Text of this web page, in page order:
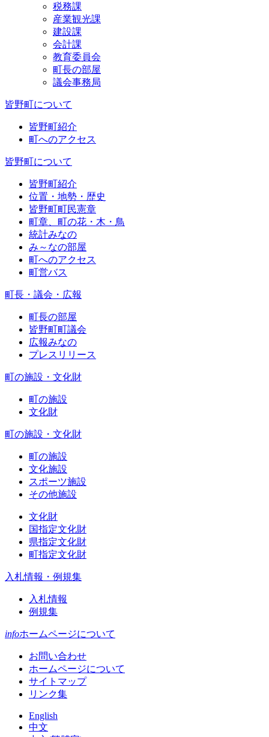
税務課
産業観光課
建設課
会計課
教育委員会
町長の部屋
議会事務局
皆野町について
皆野町紹介
町へのアクセス
皆野町について
皆野町紹介
位置・地勢・歴史
皆野町町民憲章
町章、町の花・木・鳥
統計みなの
み～なの部屋
町へのアクセス
町営バス
町長・議会・広報
町長の部屋
皆野町町議会
広報みなの
プレスリリース
町の施設・文化財
町の施設
文化財
町の施設・文化財
町の施設
文化施設
スポーツ施設
その他施設
文化財
国指定文化財
県指定文化財
町指定文化財
入札情報・例規集
入札情報
例規集
infoホームページについて
お問い合わせ
ホームページについて
サイトマップ
リンク集
English
中文